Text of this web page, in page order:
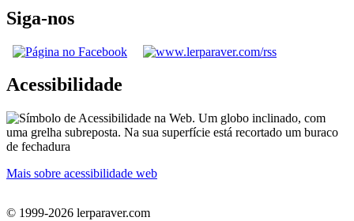
Siga-nos
Acessibilidade
Mais sobre acessibilidade web
© 1999-2026 lerparaver.com